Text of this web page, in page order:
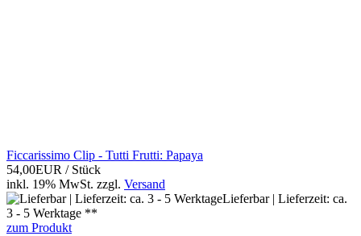
Ficcarissimo Clip - Tutti Frutti: Papaya
54,00EUR / Stück
inkl. 19% MwSt. zzgl. Versand
Lieferbar | Lieferzeit: ca.
3 - 5 Werktage **
zum Produkt